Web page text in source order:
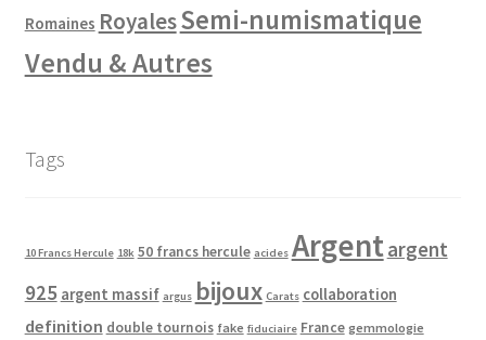
Romaines RoyalesSemi-numismatique
Vendu & Autres
Tags
10 Francs Hercule 18k 50 francs hercule acides Argentargent
925 argent massif argus bijoux Carats collaboration
definition double tournois fake fiduciaire France gemmologie